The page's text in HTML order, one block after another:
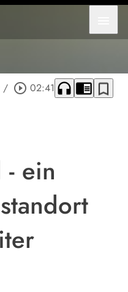
/ play_circle_outline 02:41 headphones chrome_reader_mode bookmark_border
ein